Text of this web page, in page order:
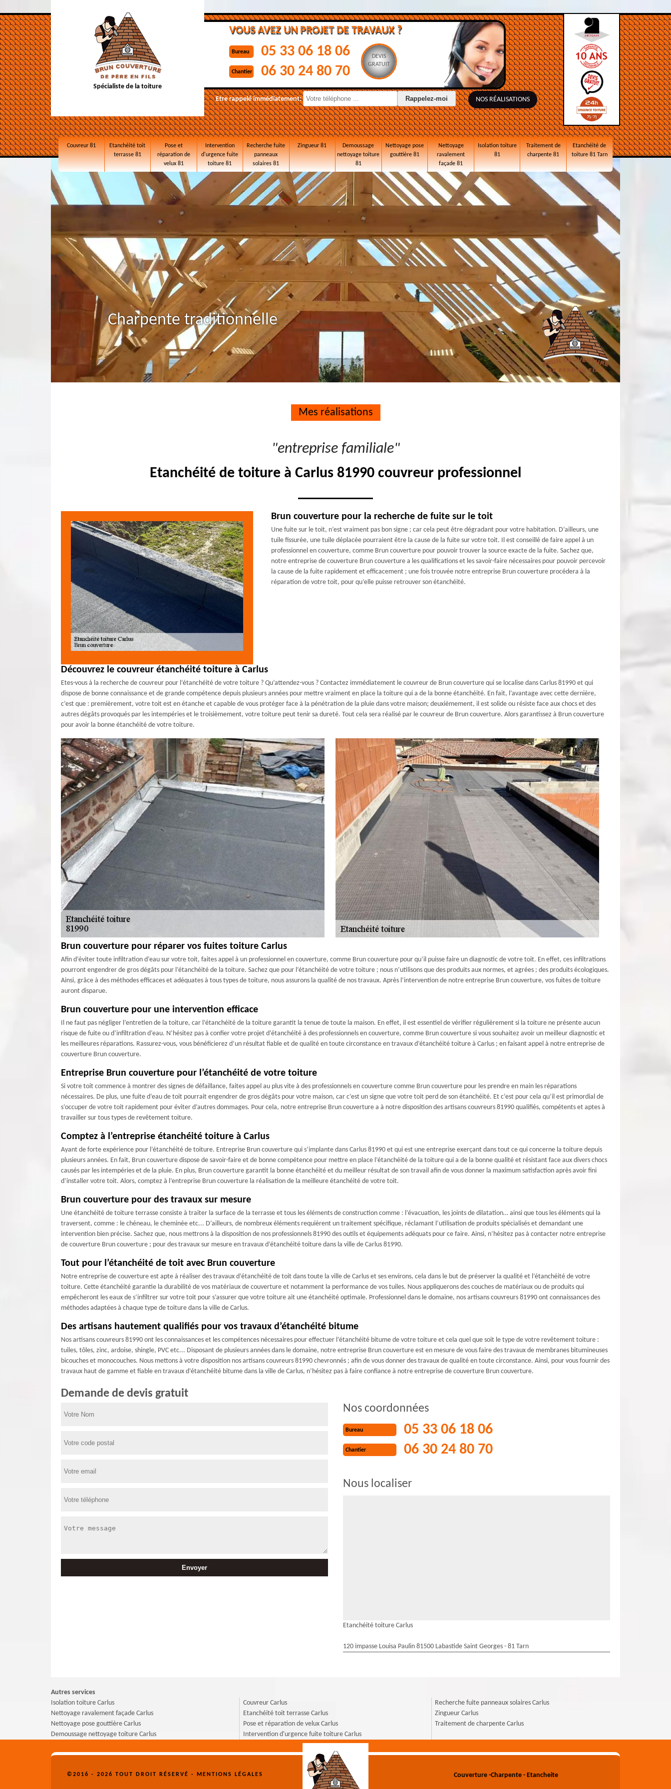
Spécialiste de la toiture
VOUS AVEZ UN PROJET DE TRAVAUX ?
Bureau 05 33 06 18 06
Chantier 06 30 24 80 70
DEVIS
GRATUIT
Etre rappelé immédiatement: NOS RÉALISATIONS
Couvreur 81
Etanchéité toit
terrasse 81
Pose et
réparation de
velux 81
Intervention
d'urgence fuite
toiture 81
Recherche fuite
panneaux
solaires 81
Zingueur 81
Demoussage
nettoyage toiture
81
Nettoyage pose
gouttière 81
Nettoyage
ravalement
façade 81
Isolation toiture
81
Traitement de
charpente 81
Etanchéité de
toiture 81 Tarn
Charpente traditionnelle
Mes réalisations
"entreprise familiale"
Etanchéité de toiture à Carlus 81990 couvreur professionnel
Brun couverture pour la recherche de fuite sur le toit
Une fuite sur le toit, n’est vraiment pas bon signe ; car cela peut être dégradant pour votre habitation. D’ailleurs, une
tuile fissurée, une tuile déplacée pourraient être la cause de la fuite sur votre toit. Il est conseillé de faire appel à un
professionnel en couverture, comme Brun couverture pour pouvoir trouver la source exacte de la fuite. Sachez que,
notre entreprise de couverture Brun couverture a les qualifications et les savoir-faire nécessaires pour pouvoir percevoir
la cause de la fuite rapidement et efficacement ; une fois trouvée notre entreprise Brun couverture procédera à la
réparation de votre toit, pour qu’elle puisse retrouver son étanchéité.
Découvrez le couvreur étanchéité toiture à Carlus
Etes-vous à la recherche de couvreur pour l’étanchéité de votre toiture ? Qu’attendez-vous ? Contactez immédiatement le couvreur de Brun couverture qui se localise dans Carlus 81990 et qui
dispose de bonne connaissance et de grande compétence depuis plusieurs années pour mettre vraiment en place la toiture qui a de la bonne étanchéité. En fait, l’avantage avec cette dernière,
c’est que : premièrement, votre toit est en étanche et capable de vous protéger face à la pénétration de la pluie dans votre maison; deuxièmement, il est solide ou résiste face aux chocs et des
autres dégâts provoqués par les intempéries et le troisièmement, votre toiture peut tenir sa dureté. Tout cela sera réalisé par le couvreur de Brun couverture. Alors garantissez à Brun couverture
pour avoir la bonne étanchéité de votre toiture.
Brun couverture pour réparer vos fuites toiture Carlus
Afin d’éviter toute infiltration d’eau sur votre toit, faites appel à un professionnel en couverture, comme Brun couverture pour qu’il puisse faire un diagnostic de votre toit. En effet, ces infiltrations
pourront engendrer de gros dégâts pour l’étanchéité de la toiture. Sachez que pour l’étanchéité de votre toiture ; nous n’utilisons que des produits aux normes, et agrées ; des produits écologiques.
Ainsi, grâce à des méthodes efficaces et adéquates à tous types de toiture, nous assurons la qualité de nos travaux. Après l’intervention de notre entreprise Brun couverture, vos fuites de toiture
auront disparue.
Brun couverture pour une intervention efficace
Il ne faut pas négliger l’entretien de la toiture, car l’étanchéité de la toiture garantit la tenue de toute la maison. En effet, il est essentiel de vérifier régulièrement si la toiture ne présente aucun
risque de fuite ou d’infiltration d’eau. N’hésitez pas à confier votre projet d’étanchéité à des professionnels en couverture, comme Brun couverture si vous souhaitez avoir un meilleur diagnostic et
les meilleures réparations. Rassurez-vous, vous bénéficierez d’un résultat fiable et de qualité en toute circonstance en travaux d’étanchéité toiture à Carlus ; en faisant appel à notre entreprise de
couverture Brun couverture.
Entreprise Brun couverture pour l’étanchéité de votre toiture
Si votre toit commence à montrer des signes de défaillance, faites appel au plus vite à des professionnels en couverture comme Brun couverture pour les prendre en main les réparations
nécessaires. De plus, une fuite d’eau de toit pourrait engendrer de gros dégâts pour votre maison, car c’est un signe que votre toit perd de son étanchéité. Et c’est pour cela qu’il est primordial de
s’occuper de votre toit rapidement pour éviter d’autres dommages. Pour cela, notre entreprise Brun couverture a à notre disposition des artisans couvreurs 81990 qualifiés, compétents et aptes à
travailler sur tous types de revêtement toiture.
Comptez à l’entreprise étanchéité toiture à Carlus
Ayant de forte expérience pour l’étanchéité de toiture. Entreprise Brun couverture qui s’implante dans Carlus 81990 et qui est une entreprise exerçant dans tout ce qui concerne la toiture depuis
plusieurs années. En fait, Brun couverture dispose de savoir-faire et de bonne compétence pour mettre en place l’étanchéité de la toiture qui a de la bonne qualité et résistant face aux divers chocs
causés par les intempéries et de la pluie. En plus, Brun couverture garantit la bonne étanchéité et du meilleur résultat de son travail afin de vous donner la maximum satisfaction après avoir fini
d’installer votre toit. Alors, comptez à l’entreprise Brun couverture la réalisation de la meilleure étanchéité de votre toit.
Brun couverture pour des travaux sur mesure
Une étanchéité de toiture terrasse consiste à traiter la surface de la terrasse et tous les éléments de construction comme : l’évacuation, les joints de dilatation… ainsi que tous les éléments qui la
traversent, comme : le chéneau, le cheminée etc... D’ailleurs, de nombreux éléments requièrent un traitement spécifique, réclamant l’utilisation de produits spécialisés et demandant une
intervention bien précise. Sachez que, nous mettrons à la disposition de nos professionnels 81990 des outils et équipements adéquats pour ce faire. Ainsi, n’hésitez pas à contacter notre entreprise
de couverture Brun couverture ; pour des travaux sur mesure en travaux d’étanchéité toiture dans la ville de Carlus 81990.
Tout pour l’étanchéité de toit avec Brun couverture
Notre entreprise de couverture est apte à réaliser des travaux d’étanchéité de toit dans toute la ville de Carlus et ses environs, cela dans le but de préserver la qualité et l’étanchéité de votre
toiture. Cette étanchéité garantie la durabilité de vos matériaux de couverture et notamment la performance de vos tuiles. Nous appliquerons des couches de matériaux ou de produits qui
empêcheront les eaux de s’infiltrer sur votre toit pour s’assurer que votre toiture ait une étanchéité optimale. Professionnel dans le domaine, nos artisans couvreurs 81990 ont connaissances des
méthodes adaptées à chaque type de toiture dans la ville de Carlus.
Des artisans hautement qualifiés pour vos travaux d’étanchéité bitume
Nos artisans couvreurs 81990 ont les connaissances et les compétences nécessaires pour effectuer l’étanchéité bitume de votre toiture et cela quel que soit le type de votre revêtement toiture :
tuiles, tôles, zinc, ardoise, shingle, PVC etc... Disposant de plusieurs années dans le domaine, notre entreprise Brun couverture est en mesure de vous faire des travaux de membranes bitumineuses
bicouches et monocouches. Nous mettons à votre disposition nos artisans couvreurs 81990 chevronnés ; afin de vous donner des travaux de qualité en toute circonstance. Ainsi, pour vous fournir des
travaux haut de gamme et fiable en travaux d’étanchéité bitume dans la ville de Carlus, n’hésitez pas à faire confiance à notre entreprise de couverture Brun couverture.
Demande de devis gratuit
Nos coordonnées
Bureau 05 33 06 18 06
Chantier 06 30 24 80 70
Nous localiser
Etanchéité toiture Carlus
120 impasse Louisa Paulin 81500 Labastide Saint Georges - 81 Tarn
Autres services
Isolation toiture Carlus
Nettoyage ravalement façade Carlus
Nettoyage pose gouttière Carlus
Demoussage nettoyage toiture Carlus
Couvreur Carlus
Etanchéité toit terrasse Carlus
Pose et réparation de velux Carlus
Intervention d'urgence fuite toiture Carlus
Recherche fuite panneaux solaires Carlus
Zingueur Carlus
Traitement de charpente Carlus
©2016 - 2026 TOUT DROIT RÉSERVÉ - MENTIONS LÉGALES Couverture -Charpente - Etancheite